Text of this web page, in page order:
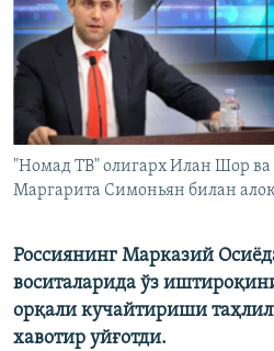
"Номад ТВ" олигарх Илан Шор ва
Маргарита Симоньян билан
Россиянинг Марказий
воситаларида ўз
орқали кучайтириши
хавотир уйғотди.